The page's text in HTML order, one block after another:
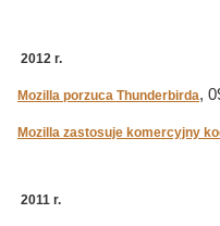
2012 r.
Mozilla porzuca Thunderbirda,
Mozilla zastosuje komercyjny
2011 r.